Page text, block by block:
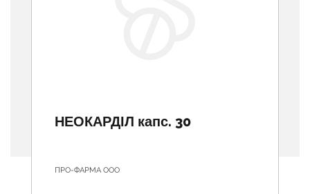
НЕОКАРДІЛ капс. 30
ПРО-ФАРМА ООО